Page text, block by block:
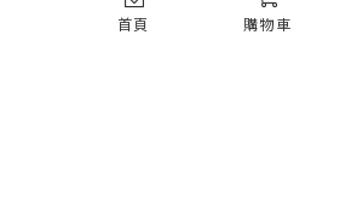
首頁 購物車